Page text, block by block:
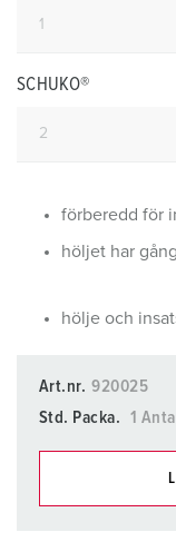
SCHUKO®
förberedd för
höljet har
hölje och
Art.nr. 920025
Std. Packa.
1